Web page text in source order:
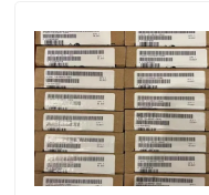
Qualitätskontrolle
Treten Sie mit uns
Fordern Sie ein Zitat